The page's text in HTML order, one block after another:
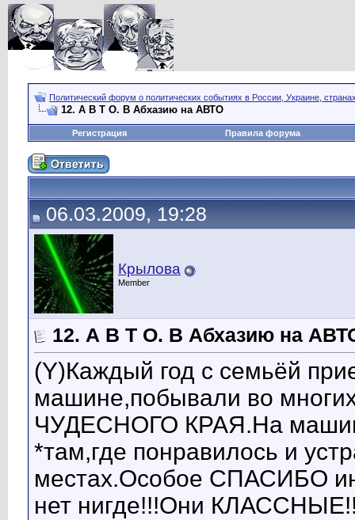
Политический форум о политических событиях в России, Украине,
12. А В Т О. В Абхазию на АВТО
Регистрация Правила форума
06.03.2009, 19:28
Крылова
Member
12. А В Т О. В Абхазию на
(Y)Каждый год с семьёй
машине,побывали во многих
ЧУДЕСНОГО КРАЯ.На
*там,где понравилось и
местах.Особое СПАСИБО
нет нигде!!!Они